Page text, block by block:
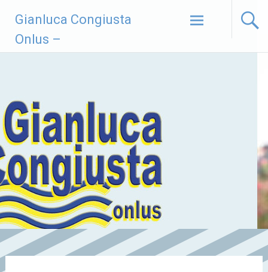
contenuto
Gianluca Congiusta
Onlus –